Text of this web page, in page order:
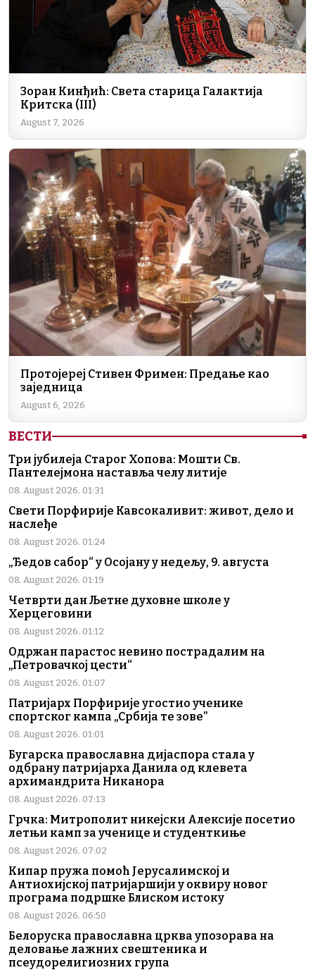
Зоран Кинђић: Света старица Галактија
Критска (III)
August 7, 2026
Протојереј Стивен Фримен: Предање као
заједница
August 6, 2026
ВЕСТИ
Три јубилеја Старог Хопова: Мошти Св.
Пантелејмона наставља челу литије
08. August 2026. 01:31
Свети Порфирије Кавсокаливит: живот, дело и
наслеђе
08. August 2026. 01:24
„Ђедов сабор“ у Осојану у недељу, 9. августа
08. August 2026. 01:19
Четврти дан Љетне духовне школе у
Херцеговини
08. August 2026. 01:12
Одржан парастос невино пострадалим на
„Петровачкој цести“
08. August 2026. 01:07
Патријарх Порфирије угостио ученике
спортског кампа „Србија те зове”
08. August 2026. 01:01
Бугарска православна дијаспора стала у
одбрану патријарха Данила од клевета
архимандрита Никанора
08. August 2026. 07:13
Грчка: Митрополит никејски Алексије посетио
летњи камп за ученице и студенткиње
08. August 2026. 07:02
Кипар пружа помоћ Јерусалимској и
Антиохијској патријаршији у оквиру новог
програма подршке Блиском истоку
08. August 2026. 06:50
Белоруска православна црква упозорава на
деловање лажних свештеника и
псеудорелигиозних група